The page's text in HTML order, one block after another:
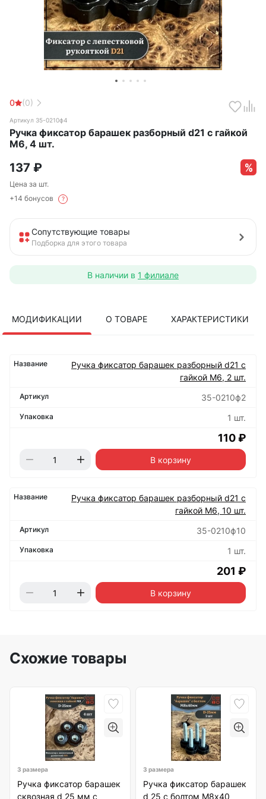
0 (0)
Артикул 35-0210ф4
Ручка фиксатор барашек разборный d21 с гайкой
М6, 4 шт.
137 ₽
Цена за шт.
+14 бонусов
?
Сопутствующие товары
Подборка для этого товара
В наличии в 1 филиале
МОДИФИКАЦИИ О ТОВАРЕ ХАРАКТЕРИСТИКИ
Ручка фиксатор барашек разборный d21 с
гайкой М6, 2 шт.
35-0210ф2
1 шт.
110 ₽
В корзину
Ручка фиксатор барашек разборный d21 с
гайкой М6, 10 шт.
35-0210ф10
1 шт.
201 ₽
В корзину
Схожие товары
3 размера
Ручка фиксатор барашек
сквозная d 25 мм с
3 размера
Ручка фиксатор барашек
d 25 с болтом М8х40